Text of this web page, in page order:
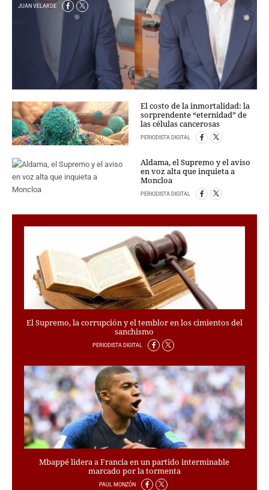
JUAN VELARDE
El costo de la inmortalidad: la
sorprendente “eternidad” de
las células cancerosas
PERIODISTA DIGITAL
Aldama, el Supremo y el aviso
en voz alta que inquieta a
Moncloa
PERIODISTA DIGITAL
El Supremo, la corrupción y el temblor en los cimientos del
sanchismo
PERIODISTA DIGITAL
Mbappé lidera a Francia en un partido interminable
marcado por la tormenta
PAUL MONZÓN